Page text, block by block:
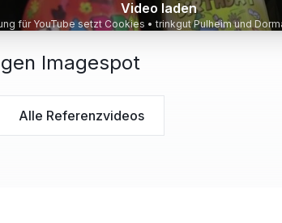
Video laden
für YouTube setzt Cookies •
Imagespot
Alle Referenzvideos